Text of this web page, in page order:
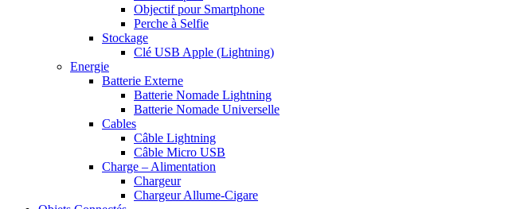
Objectif pour Smartphone
Perche à Selfie
Stockage
Clé USB Apple (Lightning)
Energie
Batterie Externe
Batterie Nomade Lightning
Batterie Nomade Universelle
Cables
Câble Lightning
Câble Micro USB
Charge – Alimentation
Chargeur
Chargeur Allume-Cigare